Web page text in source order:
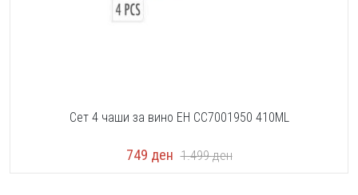
Сет 4 чаши за вино EH CC7001950 410ML
749 ден 1.499ден